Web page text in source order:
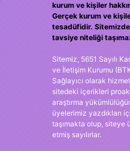
kurum ve kişiler
Gerçek kurum ve
tesadüfidir.
tavsiye niteliği
Sitemiz, 5651 Sayılı
ve İletişim Kurumu
Sağlayıcı olarak
sitedeki içerikleri
araştırma
üyelerimiz yazdıkları
taşımakta olup, siteye
etmiş sayılırlar.